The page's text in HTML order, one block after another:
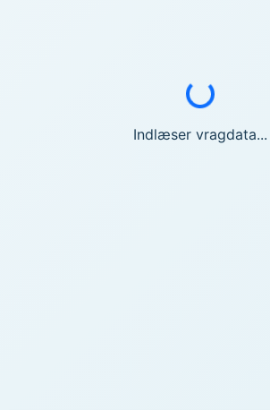
Indlæser...
Indlæser vragdata...